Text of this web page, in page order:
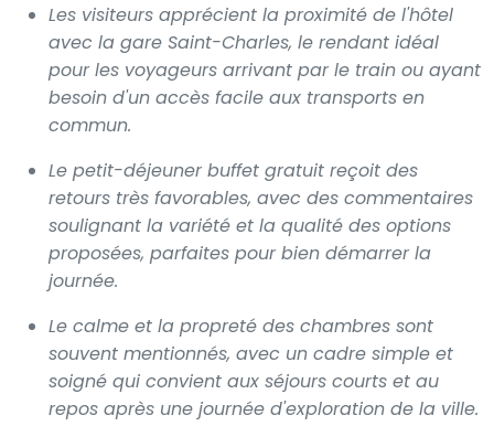
Les visiteurs apprécient la proximité de l'hôtel
avec la gare Saint-Charles, le rendant idéal
pour les voyageurs arrivant par le train ou ayant
besoin d'un accès facile aux transports en
commun.
Le petit-déjeuner buffet gratuit reçoit des
retours très favorables, avec des commentaires
soulignant la variété et la qualité des options
proposées, parfaites pour bien démarrer la
journée.
Le calme et la propreté des chambres sont
souvent mentionnés, avec un cadre simple et
soigné qui convient aux séjours courts et au
repos après une journée d'exploration de la ville.